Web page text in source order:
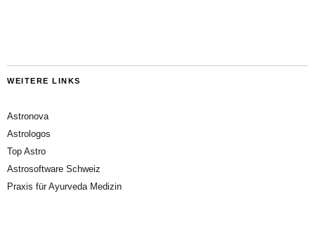
WEITERE LINKS
Astronova
Astrologos
Top Astro
Astrosoftware Schweiz
Praxis für Ayurveda Medizin